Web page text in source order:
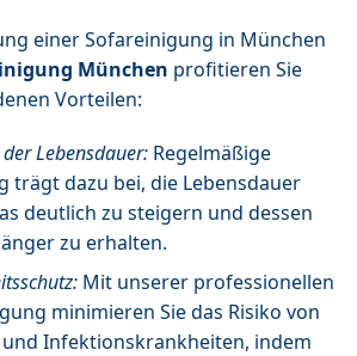
einer Sofareinigung in München
München profitieren Sie
Vorteilen:
Lebensdauer: Regelmäßige
trägt dazu bei, die Lebensdauer
deutlich zu steigern und dessen
zu erhalten.
Mit unserer professionellen
minimieren Sie das Risiko von
Infektionskrankheiten, indem